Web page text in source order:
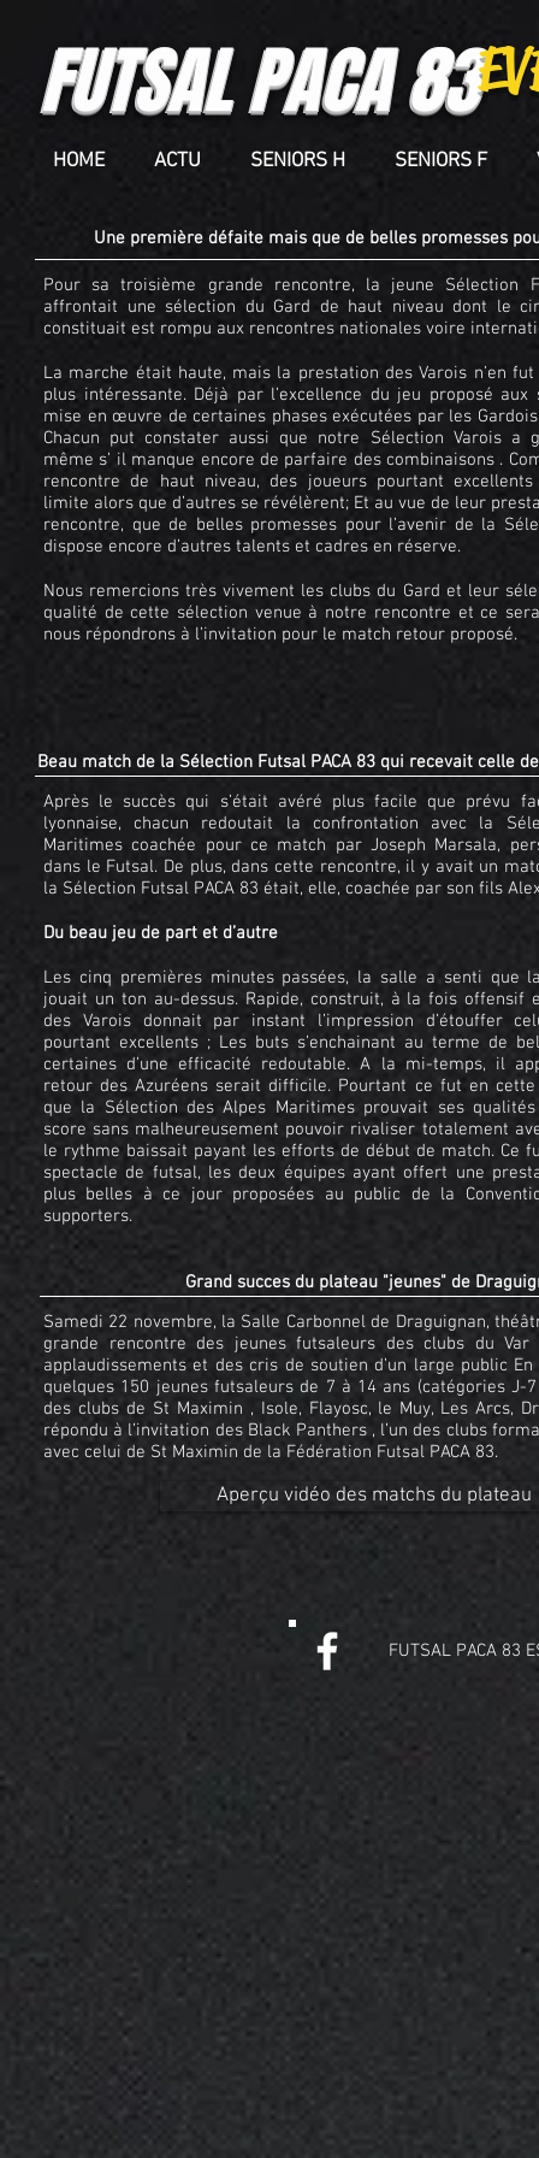
FUTSAL PACA 83
HOME ACTU SENIORS H SENIORS F
FUTSAL PACA 83
Une première défaite mais que de belles promesses
Pour sa troisième grande rencontre, la jeune Sélection
affrontait une sélection du Gard de haut niveau dont le
constituait est rompu aux rencontres nationales voire
La marche était haute, mais la prestation des Varois n’en
plus intéressante. Déjà par l’excellence du jeu proposé
mise en œuvre de certaines phases exécutées par les
Chacun put constater aussi que notre Sélection Varois a
même s’ il manque encore de parfaire des combinaisons .
rencontre de haut niveau, des joueurs pourtant
limite alors que d’autres se révélèrent; Et au vue de leur
rencontre, que de belles promesses pour l’avenir de la
dispose encore d’autres talents et cadres en réserve.
Nous remercions très vivement les clubs du Gard et leur
qualité de cette sélection venue à notre rencontre et ce
nous répondrons à l’invitation pour le match retour proposé.
Beau match de la Sélection Futsal PACA 83 qui recevait celle
Après le succès qui s’était avéré plus facile que prévu
lyonnaise, chacun redoutait la confrontation avec la
Maritimes coachée pour ce match par Joseph Marsala,
dans le Futsal. De plus, dans cette rencontre, il y avait un
la Sélection Futsal PACA 83 était, elle, coachée par son fils
Du beau jeu de part et d’autre
Les cinq premières minutes passées, la salle a senti que
jouait un ton au-dessus. Rapide, construit, à la fois offensif
des Varois donnait par instant l’impression d’étouffer
pourtant excellents ; Les buts s’enchainant au terme de
certaines d’une efficacité redoutable. A la mi-temps, il
retour des Azuréens serait difficile. Pourtant ce fut en cette
que la Sélection des Alpes Maritimes prouvait ses
score sans malheureusement pouvoir rivaliser totalement
le rythme baissait payant les efforts de début de match. Ce
spectacle de futsal, les deux équipes ayant offert une
plus belles à ce jour proposées au public de la
supporters.
FUTSAL PACA 83
Samedi 22 novembre, la Salle Carbonnel de Draguignan,
grande rencontre des jeunes futsaleurs des clubs du
applaudissements et des cris de soutien d’un large public
quelques 150 jeunes futsaleurs de 7 à 14 ans (catégories J-
des clubs de St Maximin , Isole, Flayosc, le Muy, Les Arcs,
répondu à l’invitation des Black Panthers , l’un des clubs
avec celui de St Maximin de la Fédération Futsal PACA 83.
Grand succes du plateau "jeunes" de
Aperçu vidéo des matchs du plateau